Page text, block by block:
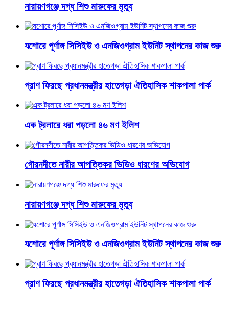
নারায়ণগঞ্জে দগ্ধ শিশু মারুফের মৃত্যু
যশোরে পূর্ণাঙ্গ সিসিইউ ও এনজিওগ্রাম ইউনিট স্থাপনের কাজ শুরু
প্রাণ ফিরছে প্রধানমন্ত্রীর হাতেগড়া ঐতিহাসিক শাকপালা পার্ক
এক ট্রলারে ধরা পড়লো ৪৬ মণ ইলিশ
গৌরনদীতে নারীর আপত্তিকর ভিডিও ধারণের অভিযোগ
নারায়ণগঞ্জে দগ্ধ শিশু মারুফের মৃত্যু
যশোরে পূর্ণাঙ্গ সিসিইউ ও এনজিওগ্রাম ইউনিট স্থাপনের কাজ শুরু
প্রাণ ফিরছে প্রধানমন্ত্রীর হাতেগড়া ঐতিহাসিক শাকপালা পার্ক